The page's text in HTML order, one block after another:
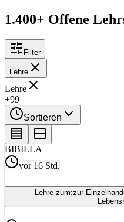
1.400+ Offene
Filter
Lehre
Lehre
+99
Sortieren
BIBILLA
vor 16 Std.
Lehre zum:zur